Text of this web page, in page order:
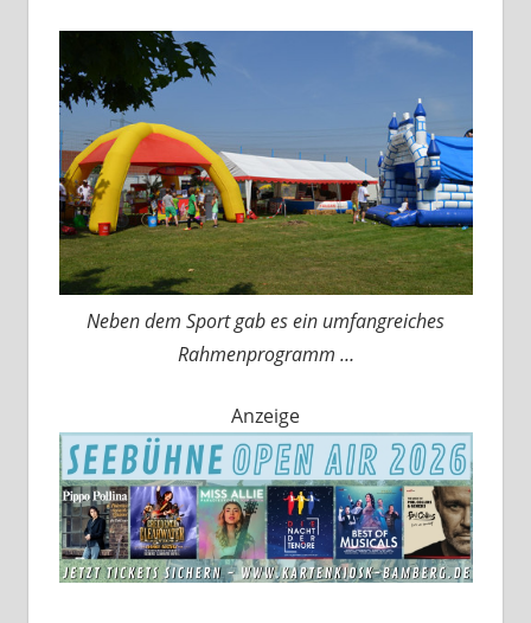
Neben dem Sport gab es ein umfangreiches
Rahmenprogramm …
Anzeige